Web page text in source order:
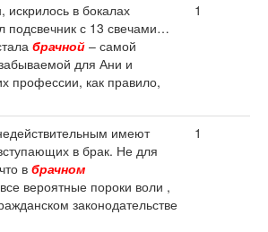
искрилось в бокалах
подсвечник с 13 свечами…
брачной – самой
для Ани и
профессии, как правило,
1
имеют
в брак. Не для
в брачном
вероятные пороки воли ,
законодательстве
1